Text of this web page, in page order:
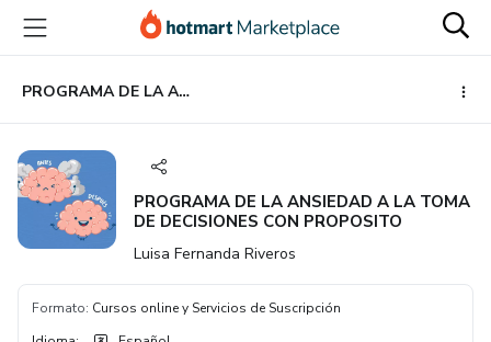
principal
página
de
página
PROGRAMA DE LA ANSIEDAD A LA TOMA DE DECISIONES CON PROPOSITO
PROGRAMA DE LA ANSIEDAD A LA TOMA
DE DECISIONES CON PROPOSITO
Luisa Fernanda Riveros
Formato: Cursos online y Servicios de Suscripción